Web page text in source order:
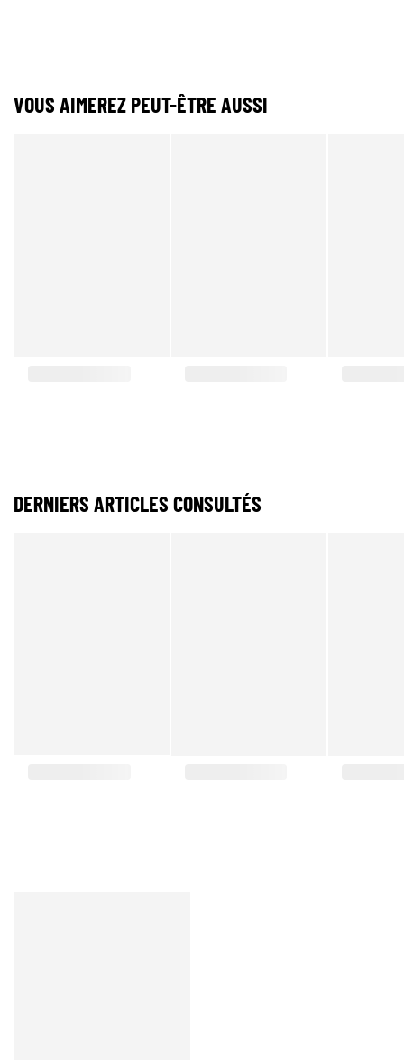
VOUS AIMEREZ PEUT-ÊTRE AUSSI
DERNIERS ARTICLES CONSULTÉS